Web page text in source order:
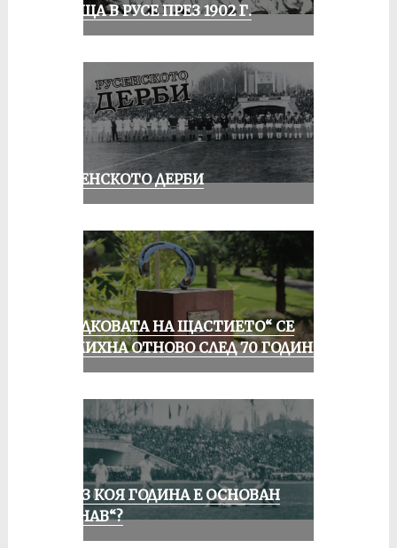
СРЕЩА В РУСЕ ПРЕЗ 1902 Г.
РУСЕНСКОТО ДЕРБИ
„ПОДКОВАТА НА ЩАСТИЕТО“ СЕ
УСМИХНА ОТНОВО СЛЕД 70 ГОДИНИ
ПРЕЗ КОЯ ГОДИНА Е ОСНОВАН
„ДУНАВ“?